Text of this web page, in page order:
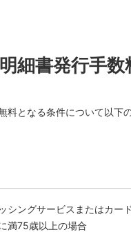
細書発行手
料となる条件について以下
シングサービスまたはカー
満75歳以上の場合